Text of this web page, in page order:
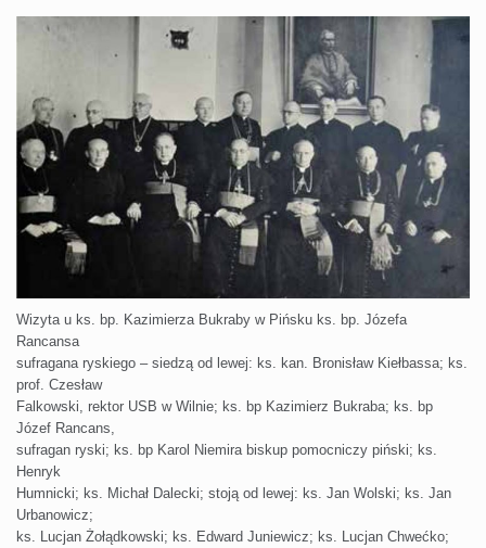
Wizyta u ks. bp. Kazimierza Bukraby w Pińsku ks. bp. Józefa
Rancansa
sufragana ryskiego – siedzą od lewej: ks. kan. Bronisław Kiełbassa; ks.
prof. Czesław
Falkowski, rektor USB w Wilnie; ks. bp Kazimierz Bukraba; ks. bp
Józef Rancans,
sufragan ryski; ks. bp Karol Niemira biskup pomocniczy piński; ks.
Henryk
Humnicki; ks. Michał Dalecki; stoją od lewej: ks. Jan Wolski; ks. Jan
Urbanowicz;
ks. Lucjan Żołądkowski; ks. Edward Juniewicz; ks. Lucjan Chwećko;